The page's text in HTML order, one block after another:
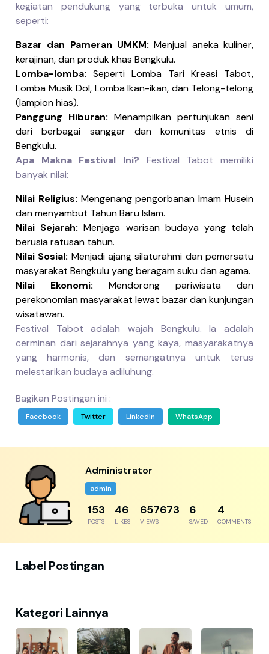
kegiatan pendukung yang terbuka untuk umum,
seperti:
Bazar dan Pameran UMKM: Menjual aneka kuliner,
kerajinan, dan produk khas Bengkulu.
Lomba-lomba: Seperti Lomba Tari Kreasi Tabot,
Lomba Musik Dol, Lomba Ikan-ikan, dan Telong-telong
(lampion hias).
Panggung Hiburan: Menampilkan pertunjukan seni
dari berbagai sanggar dan komunitas etnis di
Bengkulu.
Apa Makna Festival Ini? Festival Tabot memiliki
banyak nilai:
Nilai Religius: Mengenang pengorbanan Imam Husein
dan menyambut Tahun Baru Islam.
Nilai Sejarah: Menjaga warisan budaya yang telah
berusia ratusan tahun.
Nilai Sosial: Menjadi ajang silaturahmi dan pemersatu
masyarakat Bengkulu yang beragam suku dan agama.
Nilai Ekonomi: Mendorong pariwisata dan
perekonomian masyarakat lewat bazar dan kunjungan
wisatawan.
Festival Tabot adalah wajah Bengkulu. Ia adalah
cerminan dari sejarahnya yang kaya, masyarakatnya
yang harmonis, dan semangatnya untuk terus
melestarikan budaya adiluhung.
Bagikan Postingan ini :
Facebook Twitter LinkedIn WhatsApp
Administrator
admin
192
POSTS
57
LIKES
822091
VIEWS
8
SAVED
5
COMMENTS
Label Postingan
Kategori Lainnya